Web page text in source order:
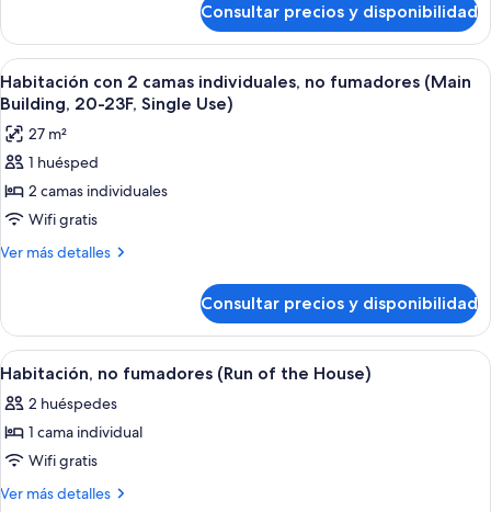
fumadores
(South
Resort
Style,
Single
Use)
con
camas
individuales,
fumadores
(South
Style,
Single
Consultar precios y disponibilidad
Abrir
todas
las
fotos
de
Habitación
con
2
no
fumadores
(Main
Building,
20-
23F,
Single
Use)
Una habitación de hotel con dos
8
Habitación con 2 camas individuales, no fumadores (Main
Building, 20-23F, Single Use)
27 m²
1 huésped
2 camas individuales
Wifi gratis
Ver más detalles
Más
con
camas
no
fumadores
Building,
20-
Consultar precios y disponibilidad
Abrir
todas
las
fotos
de
Habitación,
Una habitación de hotel con dos
2
Habitación, no fumadores (Run of the House)
2 huéspedes
1 cama individual
Wifi gratis
Ver más detalles
Más